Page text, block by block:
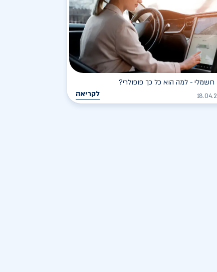
חשמלי - למה הוא כל כך פופולרי?
לקריאה